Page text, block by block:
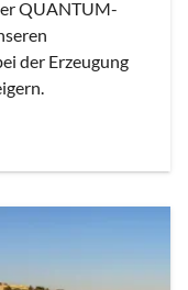
QUANTUM-
der Erzeugung